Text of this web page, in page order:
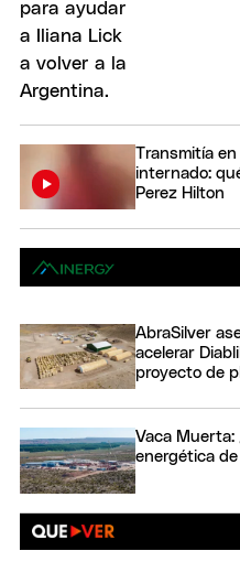
Transmitía
internado:
Perez Hilton
AbraSilver
acelerar
proyecto de
Vaca Muerta:
energética